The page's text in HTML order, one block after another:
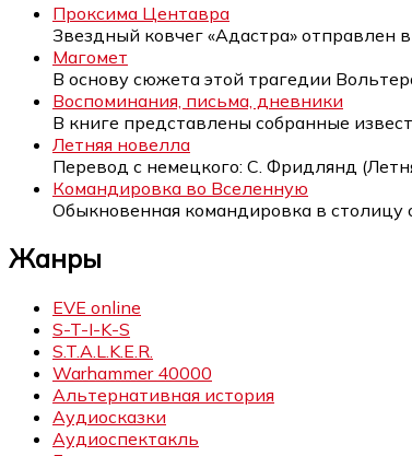
Проксима Центавра
Звездный ковчег «Адастра» отправлен
Магомет
В основу сюжета этой трагедии
Воспоминания, письма, дневники
В книге представлены собранные
Летняя новелла
Перевод с немецкого: С. Фридлянд
Командировка во Вселенную
Обыкновенная командировка в столицу
Жанры
EVE online
S-T-I-K-S
S.T.A.L.K.E.R.
Warhammer 40000
Альтернативная история
Аудиосказки
Аудиоспектакль